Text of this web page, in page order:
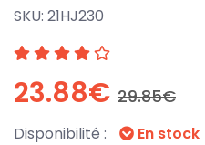
SKU: 21HJ230
23.88€ 29.85€
Disponibilité : En stock